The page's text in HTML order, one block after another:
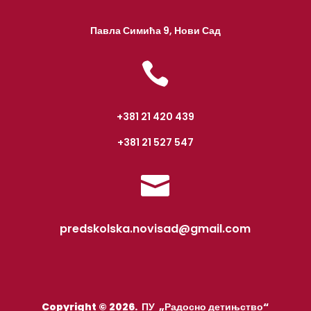
Павла Симића 9, Нови Сад

+381 21 420 439
+381 21 527 547

predskolska.novisad@gmail.com
Copyright © 2026. ПУ „Радосно детињство“